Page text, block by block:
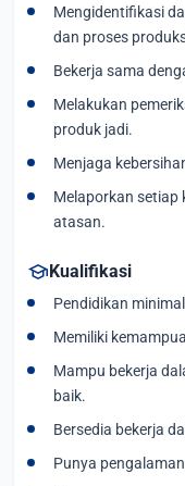
Mengidentifikasi
dan proses
Bekerja sama
Melakukan
produk jadi.
Menjaga
Melaporkan setiap
atasan.
schoolKualifikasi
Pendidikan
Memiliki
Mampu bekerja
baik.
Bersedia bekerja
Punya